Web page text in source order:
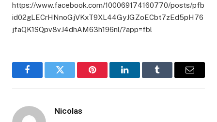
https://www.facebook.com/100069174160770/posts/pfb
id02gLECrHNnoGjVKxT9XL44GyJGZoECbt7zEd5pH76
jfaQK1SQpv8vJ4dhAM63h196nl/?app=fbl
FacebookTwitter Pinterest LinkedInTumblr Email
Nicolas